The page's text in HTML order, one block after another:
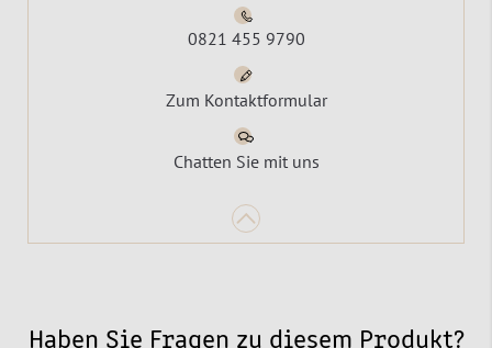
0821 455 9790
Zum Kontaktformular
Chatten Sie mit uns
Haben Sie Fragen zu diesem Produkt?